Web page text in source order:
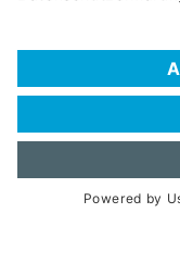
Häufig gestellte